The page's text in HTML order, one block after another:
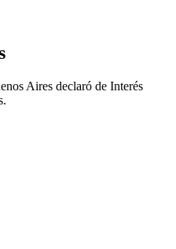
Aires declaró de Interés